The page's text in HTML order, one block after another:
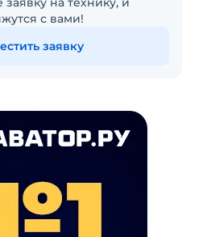
с вами!
заявку